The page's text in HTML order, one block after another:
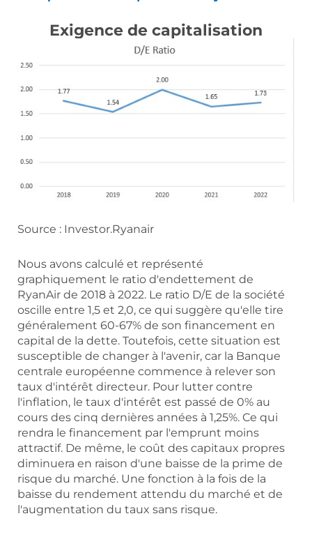
Exigence de capitalisation
Source : Investor.Ryanair
Nous avons calculé et représenté
graphiquement le ratio d'endettement de
RyanAir de 2018 à 2022. Le ratio D/E de la société
oscille entre 1,5 et 2,0, ce qui suggère qu'elle tire
généralement 60-67% de son financement en
capital de la dette. Toutefois, cette situation est
susceptible de changer à l'avenir, car la Banque
centrale européenne commence à relever son
taux d'intérêt directeur. Pour lutter contre
l'inflation, le taux d'intérêt est passé de 0% au
cours des cinq dernières années à 1,25%. Ce qui
rendra le financement par l'emprunt moins
attractif. De même, le coût des capitaux propres
diminuera en raison d'une baisse de la prime de
risque du marché. Une fonction à la fois de la
baisse du rendement attendu du marché et de
l'augmentation du taux sans risque.